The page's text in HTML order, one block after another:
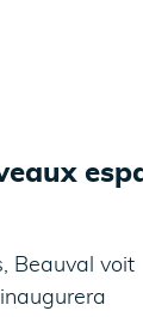
Beauval voit